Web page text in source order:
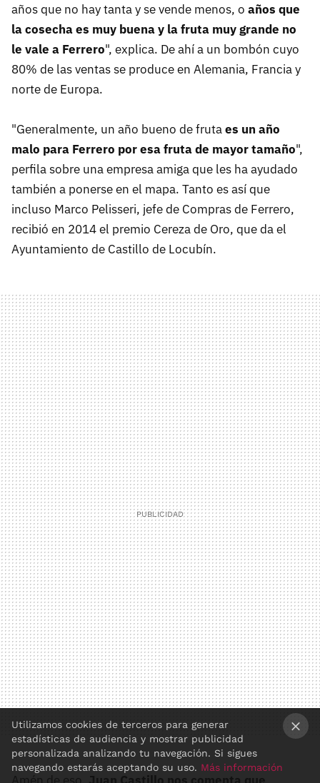
años que no hay tanta y se vende menos, o años que
la cosecha es muy buena y la fruta muy grande no
le vale a Ferrero", explica. De ahí a un bombón cuyo
80% de las ventas se produce en Alemania, Francia y
norte de Europa.
"Generalmente, un año bueno de frutaes un año
malo para Ferrero por esa fruta de mayor tamaño",
perfila sobre una empresa amiga que les ha ayudado
también a ponerse en el mapa. Tanto es así que
incluso Marco Pelisseri, jefe de Compras de Ferrero,
recibió en 2014 el premio Cereza de Oro, que da el
Ayuntamiento de Castillo de Locubín.
Utilizamos cookies de terceros para generar
estadísticas de audiencia y mostrar publicidad
personalizada analizando tu navegación. Si sigues
navegando estarás aceptando su uso. Más información